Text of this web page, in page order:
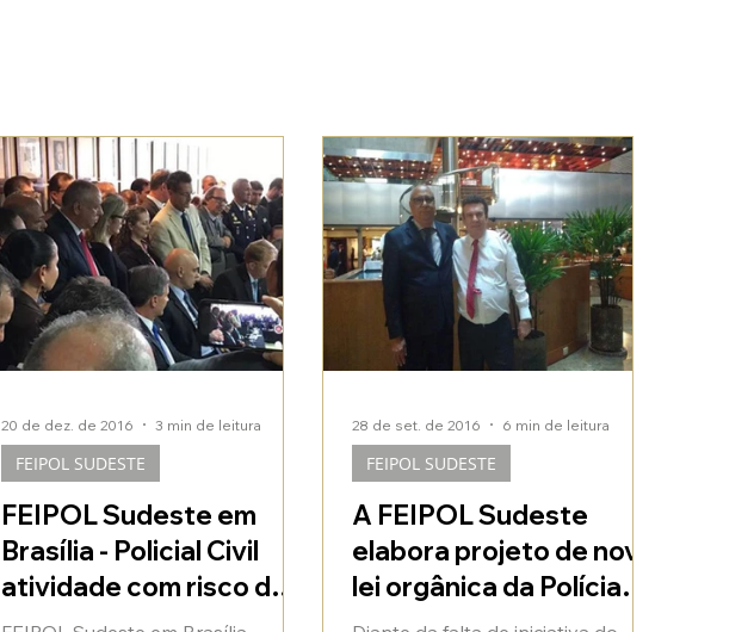
FEIPOL Sudeste em
Brasília - Policial Civil
atividade com risco de
morte - luta pelo
FEIPOL SUDESTE
20 de dez. de 2016 3 min de leitura
A FEIPOL Sudeste
elabora projeto de nova
lei orgânica da Polícia
Civil
FEIPOL SUDESTE
28 de set. de 2016 6 min de leitura